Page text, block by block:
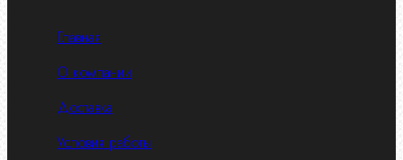
Главная
О компании
Доставка
Условия работы